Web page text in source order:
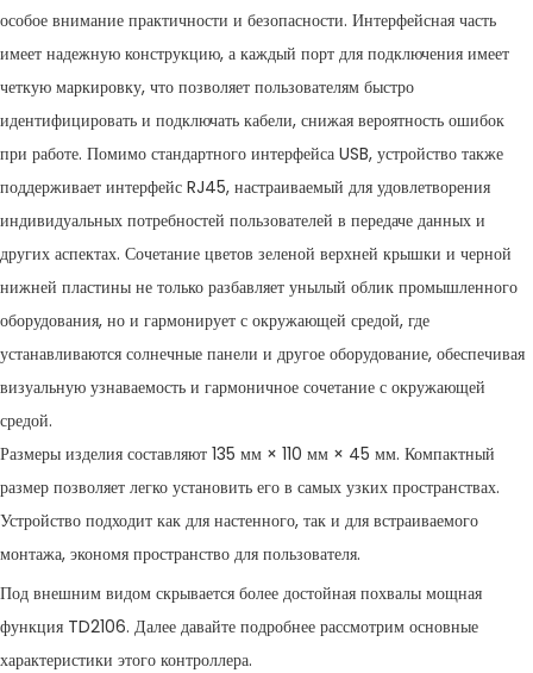
особое внимание практичности и безопасности. Интерфейсная часть
имеет надежную конструкцию, а каждый порт для подключения имеет
четкую маркировку, что позволяет пользователям быстро
идентифицировать и подключать кабели, снижая вероятность ошибок
при работе. Помимо стандартного интерфейса USB, устройство также
поддерживает интерфейс RJ45, настраиваемый для удовлетворения
индивидуальных потребностей пользователей в передаче данных и
других аспектах. Сочетание цветов зеленой верхней крышки и черной
нижней пластины не только разбавляет унылый облик промышленного
оборудования, но и гармонирует с окружающей средой, где
устанавливаются солнечные панели и другое оборудование, обеспечивая
визуальную узнаваемость и гармоничное сочетание с окружающей
средой.
Размеры изделия составляют 135 мм × 110 мм × 45 мм. Компактный
размер позволяет легко установить его в самых узких пространствах.
Устройство подходит как для настенного, так и для встраиваемого
монтажа, экономя пространство для пользователя.
Под внешним видом скрывается более достойная похвалы мощная
функция TD2106. Далее давайте подробнее рассмотрим основные
характеристики этого контроллера.